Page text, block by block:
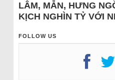
LÂM, MẪN, HƯNG
KỊCH NGHÌN TỶ VỚI
FOLLOW US